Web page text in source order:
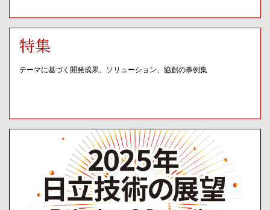
特集
テーマに基づく開発成果、ソリューション、協創の事例集